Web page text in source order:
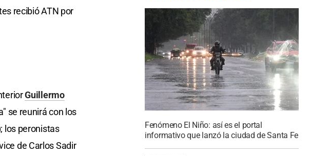
recibió ATN por
Guillermo
se reunirá con los
los peronistas
de Carlos Sadir
Fenómeno El Niño: así es el portal
informativo que lanzó la ciudad de Santa Fe